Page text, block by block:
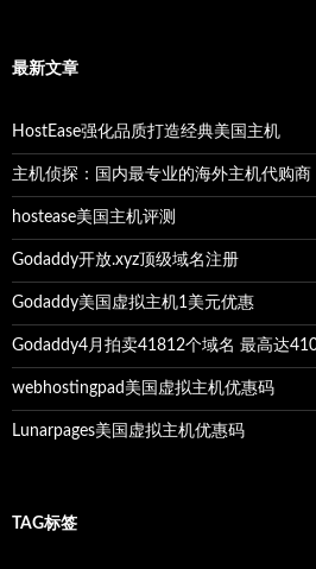
最新文章
HostEase强化品质打造经典美国主机
主机侦探：国内最专业的海外主机代购商
hostease美国主机评测
Godaddy开放.xyz顶级域名注册
Godaddy美国虚拟主机1美元优惠
Godaddy4月拍卖41812个域名 最高达
webhostingpad美国虚拟主机优惠码
Lunarpages美国虚拟主机优惠码
TAG标签